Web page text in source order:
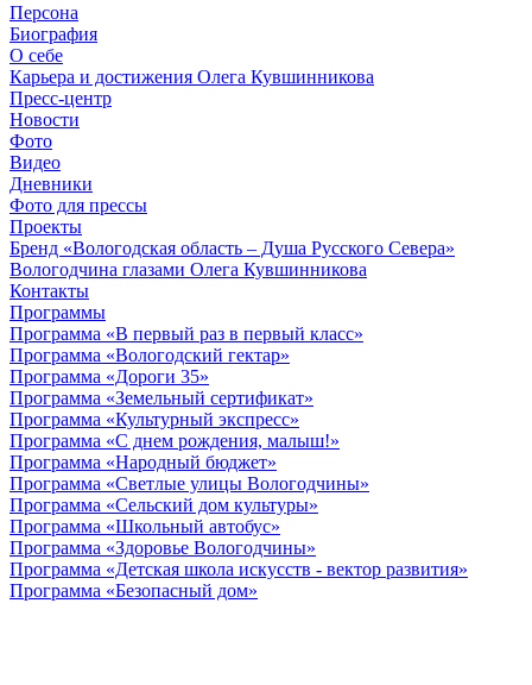
Персона
Биография
О себе
Карьера и достижения Олега Кувшинникова
Пресс-центр
Новости
Фото
Видео
Дневники
Фото для прессы
Проекты
Бренд «Вологодская область – Душа Русского Севера»
Вологодчина глазами Олега Кувшинникова
Контакты
Программы
Программа «В первый раз в первый класс»
Программа «Вологодский гектар»
Программа «Дороги 35»
Программа «Земельный сертификат»
Программа «Культурный экспресс»
Программа «С днем рождения, малыш!»
Программа «Народный бюджет»
Программа «Светлые улицы Вологодчины»
Программа «Сельский дом культуры»
Программа «Школьный автобус»
Программа «Здоровье Вологодчины»
Программа «Детская школа искусств - вектор развития»
Программа «Безопасный дом»